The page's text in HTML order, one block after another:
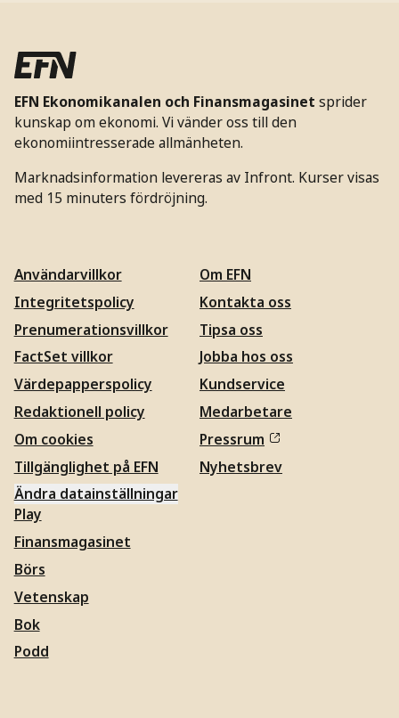
EFN Ekonomikanalen och Finansmagasinet sprider
kunskap om ekonomi. Vi vänder oss till den
ekonomiintresserade allmänheten.
Marknadsinformation levereras av Infront. Kurser visas
med 15 minuters fördröjning.
Användarvillkor
Integritetspolicy
Prenumerationsvillkor
FactSet villkor
Värdepapperspolicy
Redaktionell policy
Om cookies
Tillgänglighet på EFN
Ändra datainställningar
Om EFN
Kontakta oss
Tipsa oss
Jobba hos oss
Kundservice
Medarbetare
Pressrum
Nyhetsbrev
Play
Finansmagasinet
Börs
Vetenskap
Bok
Podd